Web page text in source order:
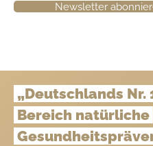
Newsletter
„Deutschlands Nr.
Bereich natürliche